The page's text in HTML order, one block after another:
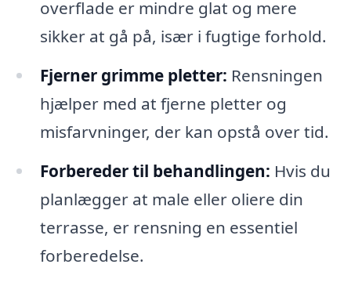
overflade er mindre glat og mere
sikker at gå på, især i fugtige forhold.
Fjerner grimme pletter: Rensningen
hjælper med at fjerne pletter og
misfarvninger, der kan opstå over tid.
Forbereder til behandlingen: Hvis du
planlægger at male eller oliere din
terrasse, er rensning en essentiel
forberedelse.